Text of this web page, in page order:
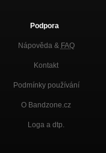
Podpora
Nápověda & FAQ
Kontakt
Podmínky používání
O Bandzone.cz
Loga a dtp.